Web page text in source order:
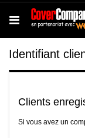
Identifiant
Clients
Si vous avez un